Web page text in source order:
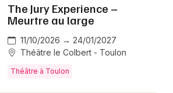
The Jury Experience –
Meurtre au large
11/10/2026 → 24/01/2027
Théâtre le Colbert - Toulon
Théâtre à Toulon